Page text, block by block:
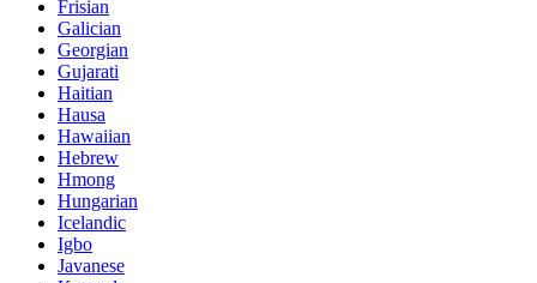
Frisian
Galician
Georgian
Gujarati
Haitian
Hausa
Hawaiian
Hebrew
Hmong
Hungarian
Icelandic
Igbo
Javanese